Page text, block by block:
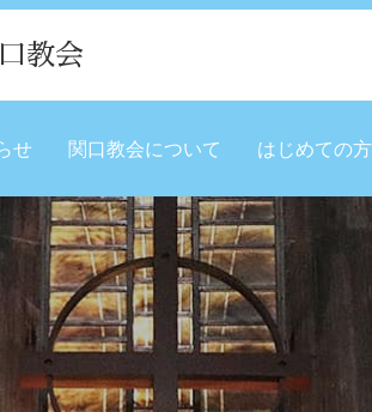
教会
せ 関口教会について はじめての